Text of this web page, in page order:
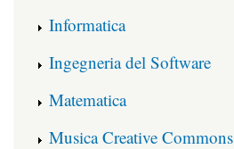
Informatica
Ingegneria del Software
Matematica
Musica Creative Commons